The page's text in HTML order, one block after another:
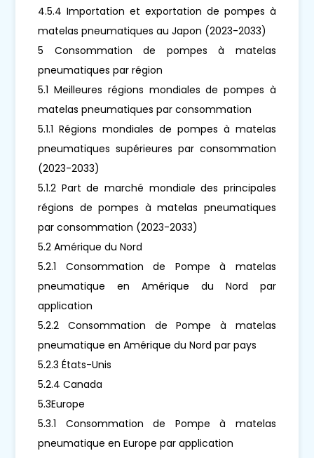
4.5.4 Importation et exportation de pompes à
matelas pneumatiques au Japon (2023-2033)
5 Consommation de pompes à matelas
pneumatiques par région
5.1 Meilleures régions mondiales de pompes à
matelas pneumatiques par consommation
5.1.1 Régions mondiales de pompes à matelas
pneumatiques supérieures par consommation
(2023-2033)
5.1.2 Part de marché mondiale des principales
régions de pompes à matelas pneumatiques
par consommation (2023-2033)
5.2 Amérique du Nord
5.2.1 Consommation de Pompe à matelas
pneumatique en Amérique du Nord par
application
5.2.2 Consommation de Pompe à matelas
pneumatique en Amérique du Nord par pays
5.2.3 États-Unis
5.2.4 Canada
5.3Europe
5.3.1 Consommation de Pompe à matelas
pneumatique en Europe par application